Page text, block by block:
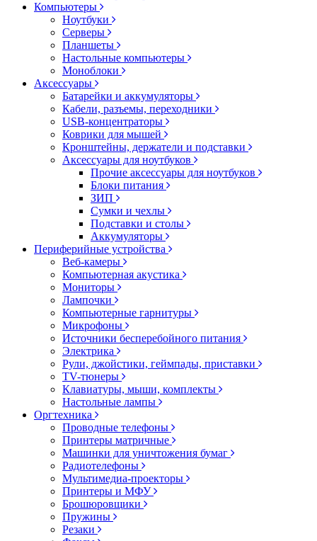
Компьютеры
Ноутбуки
Серверы
Планшеты
Настольные компьютеры
Моноблоки
Аксессуары
Батарейки и аккумуляторы
Кабели, разъемы, переходники
USB-концентраторы
Коврики для мышей
Кронштейны, держатели и подставки
Аксессуары для ноутбуков
Прочие аксессуары для ноутбуков
Блоки питания
ЗИП
Сумки и чехлы
Подставки и столы
Аккумуляторы
Периферийные устройства
Веб-камеры
Компьютерная акустика
Мониторы
Лампочки
Компьютерные гарнитуры
Микрофоны
Источники бесперебойного питания
Электрика
Рули, джойстики, геймпады, приставки
TV-тюнеры
Клавиатуры, мыши, комплекты
Настольные лампы
Оргтехника
Проводные телефоны
Принтеры матричные
Машинки для уничтожения бумаг
Радиотелефоны
Мультимедиа-проекторы
Принтеры и МФУ
Брошюровщики
Пружины
Резаки